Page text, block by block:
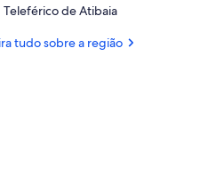
Russani
Edmundo
Teleférico de Atibaia
Place,
detudo sobre a região